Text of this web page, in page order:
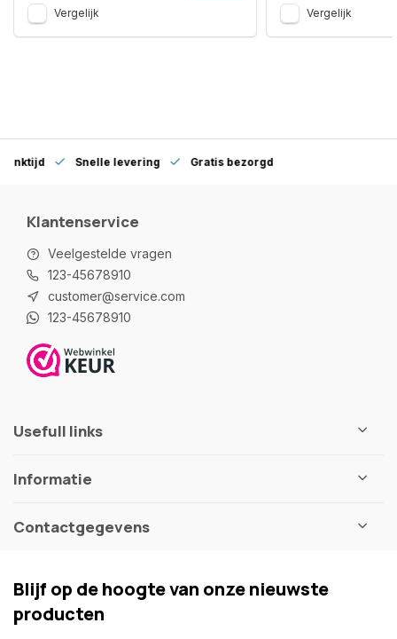
Vergelijk Vergelijk
Snelle levering Gratis bezorgd
Klantenservice
Veelgestelde vragen
123-45678910
customer@service.com
123-45678910
Usefull links
Informatie
Contactgegevens
Blijf op de hoogte van onze nieuwste
producten